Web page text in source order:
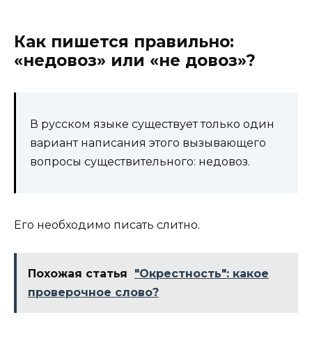
Как пишется правильно:
«недовоз» или «не довоз»?
В русском языке существует только один
вариант написания этого вызывающего
вопросы существительного: недовоз.
Его необходимо писать слитно.
Похожая статья
"Окрестность": какое
проверочное слово?